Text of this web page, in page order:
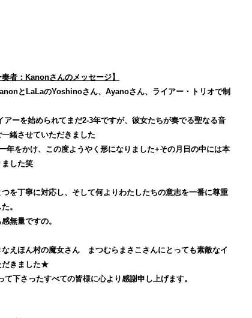
奏者：Kanonさんのメッセージ】
とLaLaのYoshinoさん、Ayanoさん、ライアー・トリオで制
アーを始められてまだ2-3年ですが、彼女たちが奏でる聖なる音
緒させていただきました
年をかけ、この度ようやく形になりました+その月日の中には本
ました笑
を丁寧に対応し、そして何よりわたしたちの意志を一番に尊重
。
無量ですの。
なえほん村の魔女さん まつむらまさこさんにとっても素敵なイ
だきました★
て下さったすべての皆様に心より感謝申し上げます。